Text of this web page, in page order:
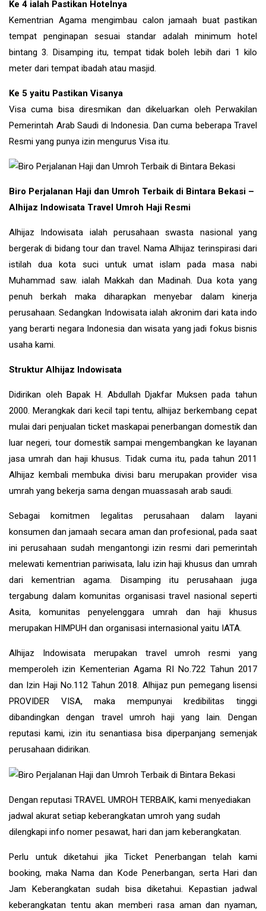
Ke 4 ialah Pastikan Hotelnya
Kementrian Agama mengimbau calon jamaah buat pastikan
tempat penginapan sesuai standar adalah minimum hotel
bintang 3. Disamping itu, tempat tidak boleh lebih dari 1 kilo
meter dari tempat ibadah atau masjid.
Ke 5 yaitu Pastikan Visanya
Visa cuma bisa diresmikan dan dikeluarkan oleh Perwakilan
Pemerintah Arab Saudi di Indonesia. Dan cuma beberapa Travel
Resmi yang punya izin mengurus Visa itu.
Biro Perjalanan Haji dan Umroh Terbaik di Bintara Bekasi –
Alhijaz Indowisata Travel Umroh Haji Resmi
Alhijaz Indowisata ialah perusahaan swasta nasional yang
bergerak di bidang tour dan travel. Nama Alhijaz terinspirasi dari
istilah dua kota suci untuk umat islam pada masa nabi
Muhammad saw. ialah Makkah dan Madinah. Dua kota yang
penuh berkah maka diharapkan menyebar dalam kinerja
perusahaan. Sedangkan Indowisata ialah akronim dari kata indo
yang berarti negara Indonesia dan wisata yang jadi fokus bisnis
usaha kami.
Struktur Alhijaz Indowisata
Didirikan oleh Bapak H. Abdullah Djakfar Muksen pada tahun
2000. Merangkak dari kecil tapi tentu, alhijaz berkembang cepat
mulai dari penjualan ticket maskapai penerbangan domestik dan
luar negeri, tour domestik sampai mengembangkan ke layanan
jasa umrah dan haji khusus. Tidak cuma itu, pada tahun 2011
Alhijaz kembali membuka divisi baru merupakan provider visa
umrah yang bekerja sama dengan muassasah arab saudi.
Sebagai komitmen legalitas perusahaan dalam layani
konsumen dan jamaah secara aman dan profesional, pada saat
ini perusahaan sudah mengantongi izin resmi dari pemerintah
melewati kementrian pariwisata, lalu izin haji khusus dan umrah
dari kementrian agama. Disamping itu perusahaan juga
tergabung dalam komunitas organisasi travel nasional seperti
Asita, komunitas penyelenggara umrah dan haji khusus
merupakan HIMPUH dan organisasi internasional yaitu IATA.
Alhijaz Indowisatamerupakan travel umroh resmi yang
memperoleh izin Kementerian Agama RI No.722 Tahun 2017
dan Izin Haji No.112 Tahun 2018. Alhijaz pun pemegang lisensi
PROVIDER VISA, maka mempunyai kredibilitas tinggi
dibandingkan dengan travel umroh haji yang lain. Dengan
reputasi kami, izin itu senantiasa bisa diperpanjang semenjak
perusahaan didirikan.
Dengan reputasi TRAVEL UMROH TERBAIK, kami menyediakan
jadwal akurat setiap keberangkatan umroh yang sudah
dilengkapi info nomer pesawat, hari dan jam keberangkatan.
Perlu untuk diketahui jika Ticket Penerbangan telah kami
booking, maka Nama dan Kode Penerbangan, serta Hari dan
Jam Keberangkatan sudah bisa diketahui. Kepastian jadwal
keberangkatan tentu akan memberi rasa aman dan nyaman,